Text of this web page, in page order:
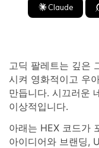
Claude
고딕 팔레트는 깊은
시켜 영화적이고 우
만듭니다. 시끄러운
이상적입니다.
아래는 HEX 코드가
아이디어와 브랜딩,